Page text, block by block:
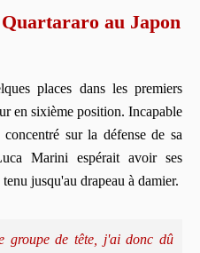
au Japon
places dans les premiers
en sixième position. Incapable
sur la défense de sa
Marini espérait avoir ses
jusqu'au drapeau à damier.
groupe de tête, j'ai donc dû